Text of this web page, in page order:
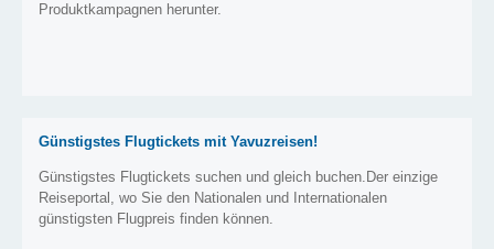
Produktkampagnen herunter.
Günstigstes Flugtickets mit Yavuzreisen!
Günstigstes Flugtickets suchen und gleich buchen.Der einzige
Reiseportal, wo Sie den Nationalen und Internationalen
günstigsten Flugpreis finden können.